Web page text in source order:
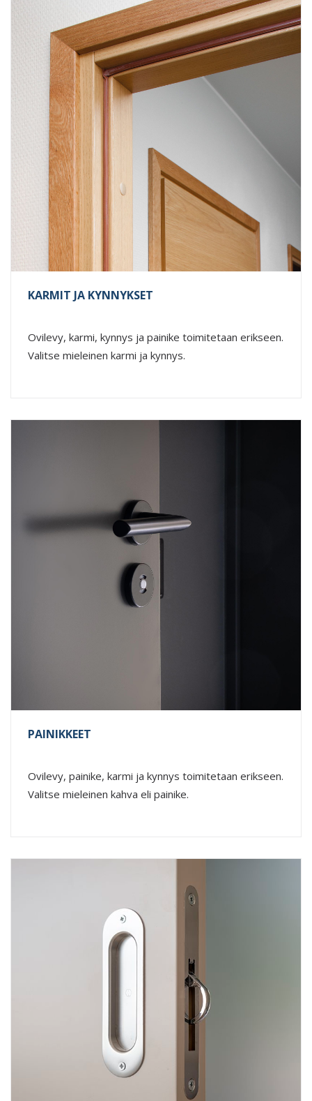
KARMIT JA KYNNYKSET
Ovilevy, karmi, kynnys ja painike toimitetaan erikseen.
Valitse mieleinen karmi ja kynnys.
PAINIKKEET
Ovilevy, painike, karmi ja kynnys toimitetaan erikseen.
Valitse mieleinen kahva eli painike.